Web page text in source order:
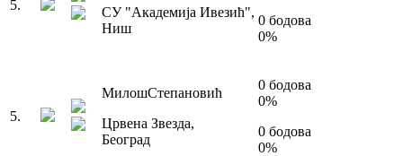
5. СУ "Академија Ивезић",
Ниш
0 бодова
0%
5.
МилошСтепановић
Црвена Звезда,
Београд
0 бодова
0%
0 бодова
0%